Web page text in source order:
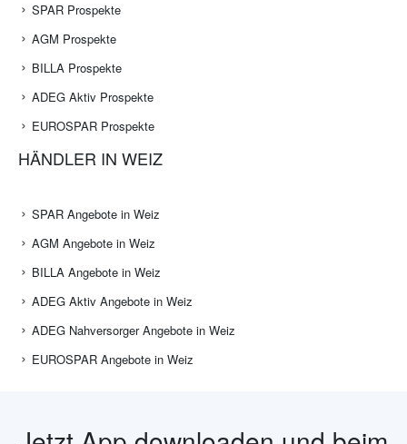
SPAR Prospekte
AGM Prospekte
BILLA Prospekte
ADEG Aktiv Prospekte
EUROSPAR Prospekte
HÄNDLER IN WEIZ
SPAR Angebote in Weiz
AGM Angebote in Weiz
BILLA Angebote in Weiz
ADEG Aktiv Angebote in Weiz
ADEG Nahversorger Angebote in Weiz
EUROSPAR Angebote in Weiz